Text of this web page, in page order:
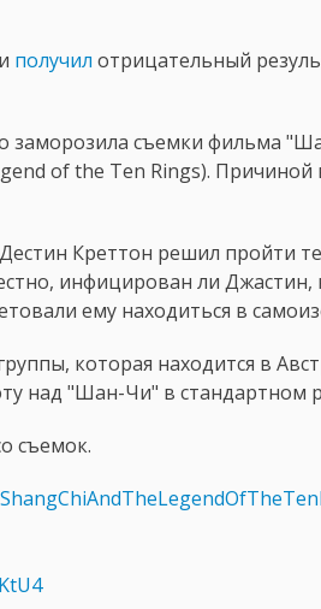
получил отрицательный
заморозила съемки фильма
of the Ten Rings). Причиной
Креттон решил пройти
инфицирован ли Джастин,
ему находиться в
которая находится в
над "Шан-Чи" в стандартном
съемок.